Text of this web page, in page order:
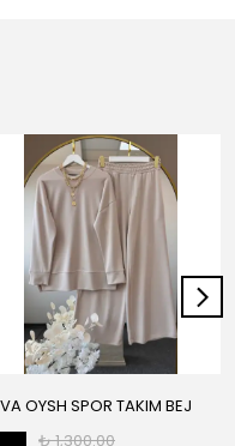
OYSH SPOR TAKIM BEJ
₺ 1,300.00